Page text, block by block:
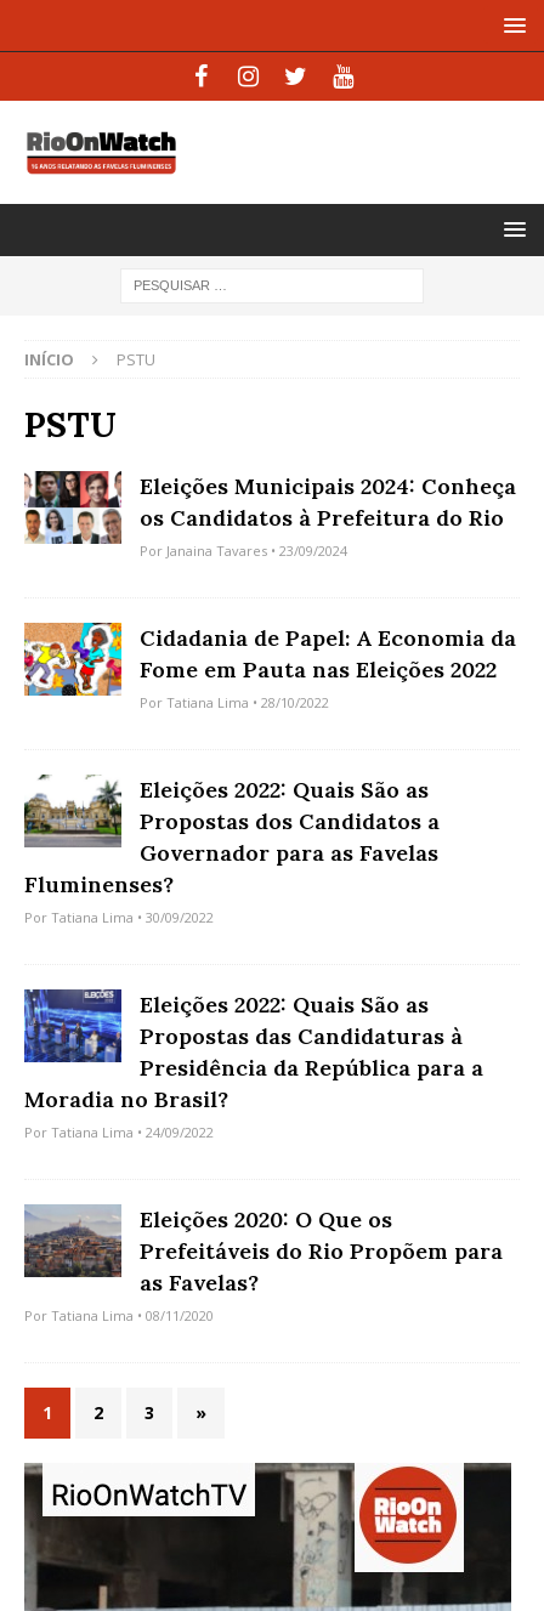
INÍCIO PSTU
PSTU
Eleições Municipais 2024: Conheça
os Candidatos à Prefeitura do Rio
Por Janaina Tavares • 23/09/2024
Cidadania de Papel: A Economia da
Fome em Pauta nas Eleições 2022
Por Tatiana Lima • 28/10/2022
Eleições 2022: Quais São as
Propostas dos Candidatos a
Governador para as Favelas
Fluminenses?
Por Tatiana Lima • 30/09/2022
Eleições 2022: Quais São as
Propostas das Candidaturas à
Presidência da República para a
Moradia no Brasil?
Por Tatiana Lima • 24/09/2022
Eleições 2020: O Que os
Prefeitáveis do Rio Propõem para
as Favelas?
Por Tatiana Lima • 08/11/2020
1 2 3 »